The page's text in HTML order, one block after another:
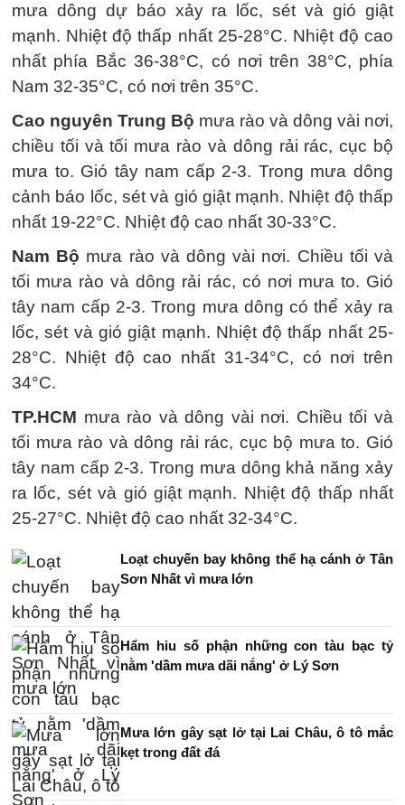
mưa dông dự báo xảy ra lốc, sét và gió giật
mạnh. Nhiệt độ thấp nhất 25-28°C. Nhiệt độ cao
nhất phía Bắc 36-38°C, có nơi trên 38°C, phía
Nam 32-35°C, có nơi trên 35°C.
Cao nguyên Trung Bộ mưa rào và dông vài nơi,
chiều tối và tối mưa rào và dông rải rác, cục bộ
mưa to. Gió tây nam cấp 2-3. Trong mưa dông
cảnh báo lốc, sét và gió giật mạnh. Nhiệt độ thấp
nhất 19-22°C. Nhiệt độ cao nhất 30-33°C.
Nam Bộ mưa rào và dông vài nơi. Chiều tối và
tối mưa rào và dông rải rác, có nơi mưa to. Gió
tây nam cấp 2-3. Trong mưa dông có thể xảy ra
lốc, sét và gió giật mạnh. Nhiệt độ thấp nhất 25-
28°C. Nhiệt độ cao nhất 31-34°C, có nơi trên
34°C.
TP.HCM mưa rào và dông vài nơi. Chiều tối và
tối mưa rào và dông rải rác, cục bộ mưa to. Gió
tây nam cấp 2-3. Trong mưa dông khả năng xảy
ra lốc, sét và gió giật mạnh. Nhiệt độ thấp nhất
25-27°C. Nhiệt độ cao nhất 32-34°C.
Loạt chuyến bay không thể hạ cánh ở Tân
Sơn Nhất vì mưa lớn
Hẩm hiu số phận những con tàu bạc tỷ
nằm 'dầm mưa dãi nắng' ở Lý Sơn
Mưa lớn gây sạt lở tại Lai Châu, ô tô mắc
kẹt trong đất đá